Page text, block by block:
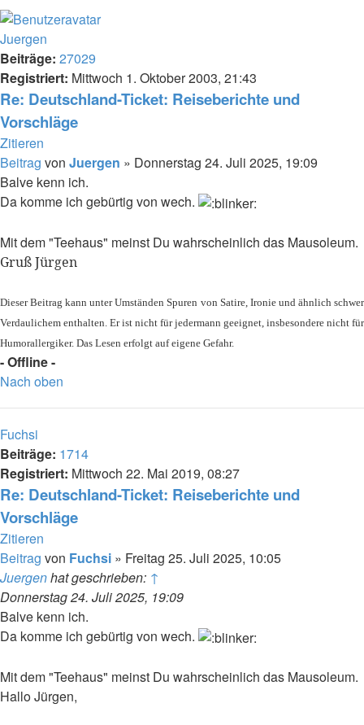
Juergen
Beiträge: 27029
Registriert: Mittwoch 1. Oktober 2003, 21:43
Re: Deutschland-Ticket: Reiseberichte und
Vorschläge
Zitieren
Beitrag von Juergen » Donnerstag 24. Juli 2025, 19:09
Balve kenn ich.
Da komme ich gebürtig von wech.
Mit dem "Teehaus" meinst Du wahrscheinlich das Mausoleum.
Gruß Jürgen
Dieser Beitrag kann unter Umständen Spuren von Satire, Ironie und ähnlich schwer
Verdaulichem enthalten. Er ist nicht für jedermann geeignet, insbesondere nicht für
Humorallergiker. Das Lesen erfolgt auf eigene Gefahr.
- Offline -
Nach oben
Fuchsi
Beiträge: 1714
Registriert: Mittwoch 22. Mai 2019, 08:27
Re: Deutschland-Ticket: Reiseberichte und
Vorschläge
Zitieren
Beitrag von Fuchsi » Freitag 25. Juli 2025, 10:05
Juergenhat geschrieben: ↑
Donnerstag 24. Juli 2025, 19:09
Balve kenn ich.
Da komme ich gebürtig von wech.
Mit dem "Teehaus" meinst Du wahrscheinlich das Mausoleum.
Hallo Jürgen,